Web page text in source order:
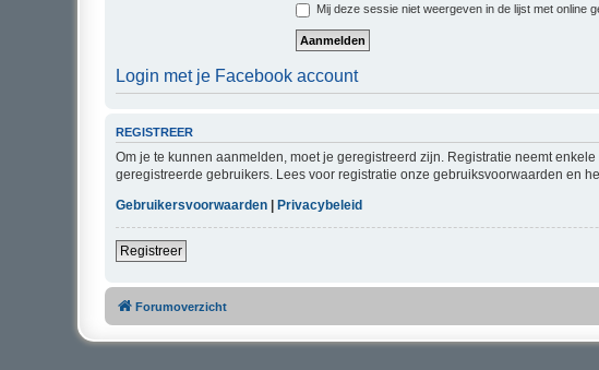
Mij deze sessie niet weergeven in de lijst met online
Login met je Facebook account
REGISTREER
Om je te kunnen aanmelden, moet je geregistreerd zijn. Registratie neemt
geregistreerde gebruikers. Lees voor registratie onze gebruiksvoorwaarden en
Gebruikersvoorwaarden
Privacybeleid
Registreer
Forumoverzicht